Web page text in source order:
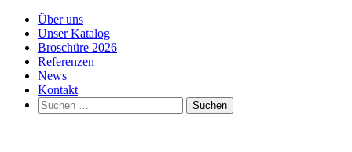
Über uns
Unser Katalog
Broschüre 2026
Referenzen
News
Kontakt
Suchen
nach: